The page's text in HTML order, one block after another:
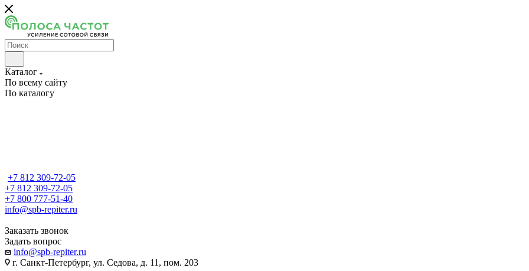
Каталог
По всему сайту
По каталогу
+7 812 309-72-05
+7 812 309-72-05
+7 800 777-51-40
info@spb-repiter.ru
Заказать звонок
Задать вопрос
info@spb-repiter.ru
г. Санкт-Петербург, ул. Седова, д. 11, пом. 203